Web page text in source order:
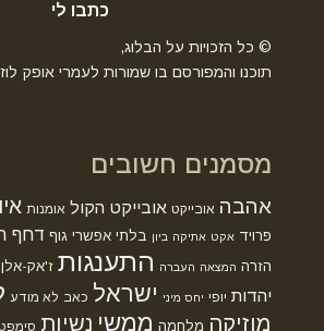
כתבו לי
© כל הזכויות על הבלוג,
תוכנו והמפורסם בו שמורות לעמרי אופק
מסמנים חשובים
אהבה אובייקט אובייקט הקול אומנות
פרויד אקט אתיקה ביון בלתי אפשרי גוף דחף
הזרה המצאה העברה התענגות ז'אק-
יהדות יופי יחס מיני ישראל כאב לא מודע
מוזיקה מלחמה ממשי נשיות